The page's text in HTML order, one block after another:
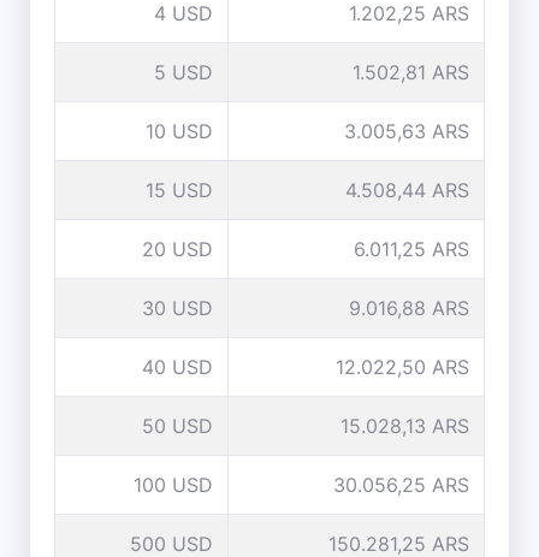
4 USD 1.202,25 ARS
5 USD 1.502,81 ARS
10 USD 3.005,63 ARS
15 USD 4.508,44 ARS
20 USD 6.011,25 ARS
30 USD 9.016,88 ARS
40 USD 12.022,50 ARS
50 USD 15.028,13 ARS
100 USD 30.056,25 ARS
500 USD 150.281,25 ARS